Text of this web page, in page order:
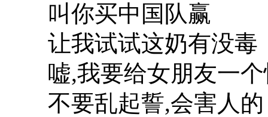
叫你买中国队赢
让我试试这奶有没毒
嘘,我要给女朋友一
不要乱起誓,会害人的